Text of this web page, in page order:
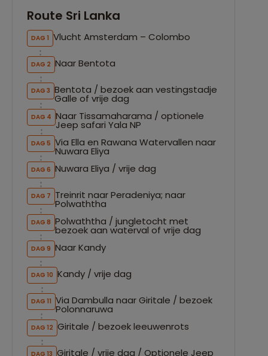
Route Sri Lanka
DAG 1 Vlucht Amsterdam – Colombo
DAG 2 Naar Bentota
DAG 3 Bentota / bezoek aan vestingstadje
Galle of vrije dag
DAG 4 Naar Tissamaharama / optionele
Jeep safari Yala NP
DAG 5 Via Ella en Rawana Watervallen naar
Nuwara Eliya
DAG 6 Nuwara Eliya / vrije dag
DAG 7 Treinrit naar Peradeniya; naar
Polwaththa
DAG 8 Polwaththa / jungletocht met
bezoek aan waterval of vrije dag
DAG 9 Naar Kandy
DAG 10 Kandy / vrije dag
DAG 11 Via Dambulla naar Giritale / bezoek
Polonnaruwa
DAG 12 Giritale / bezoek leeuwenrots
DAG 13 Giritale / vrije dag / Optionele Jeep